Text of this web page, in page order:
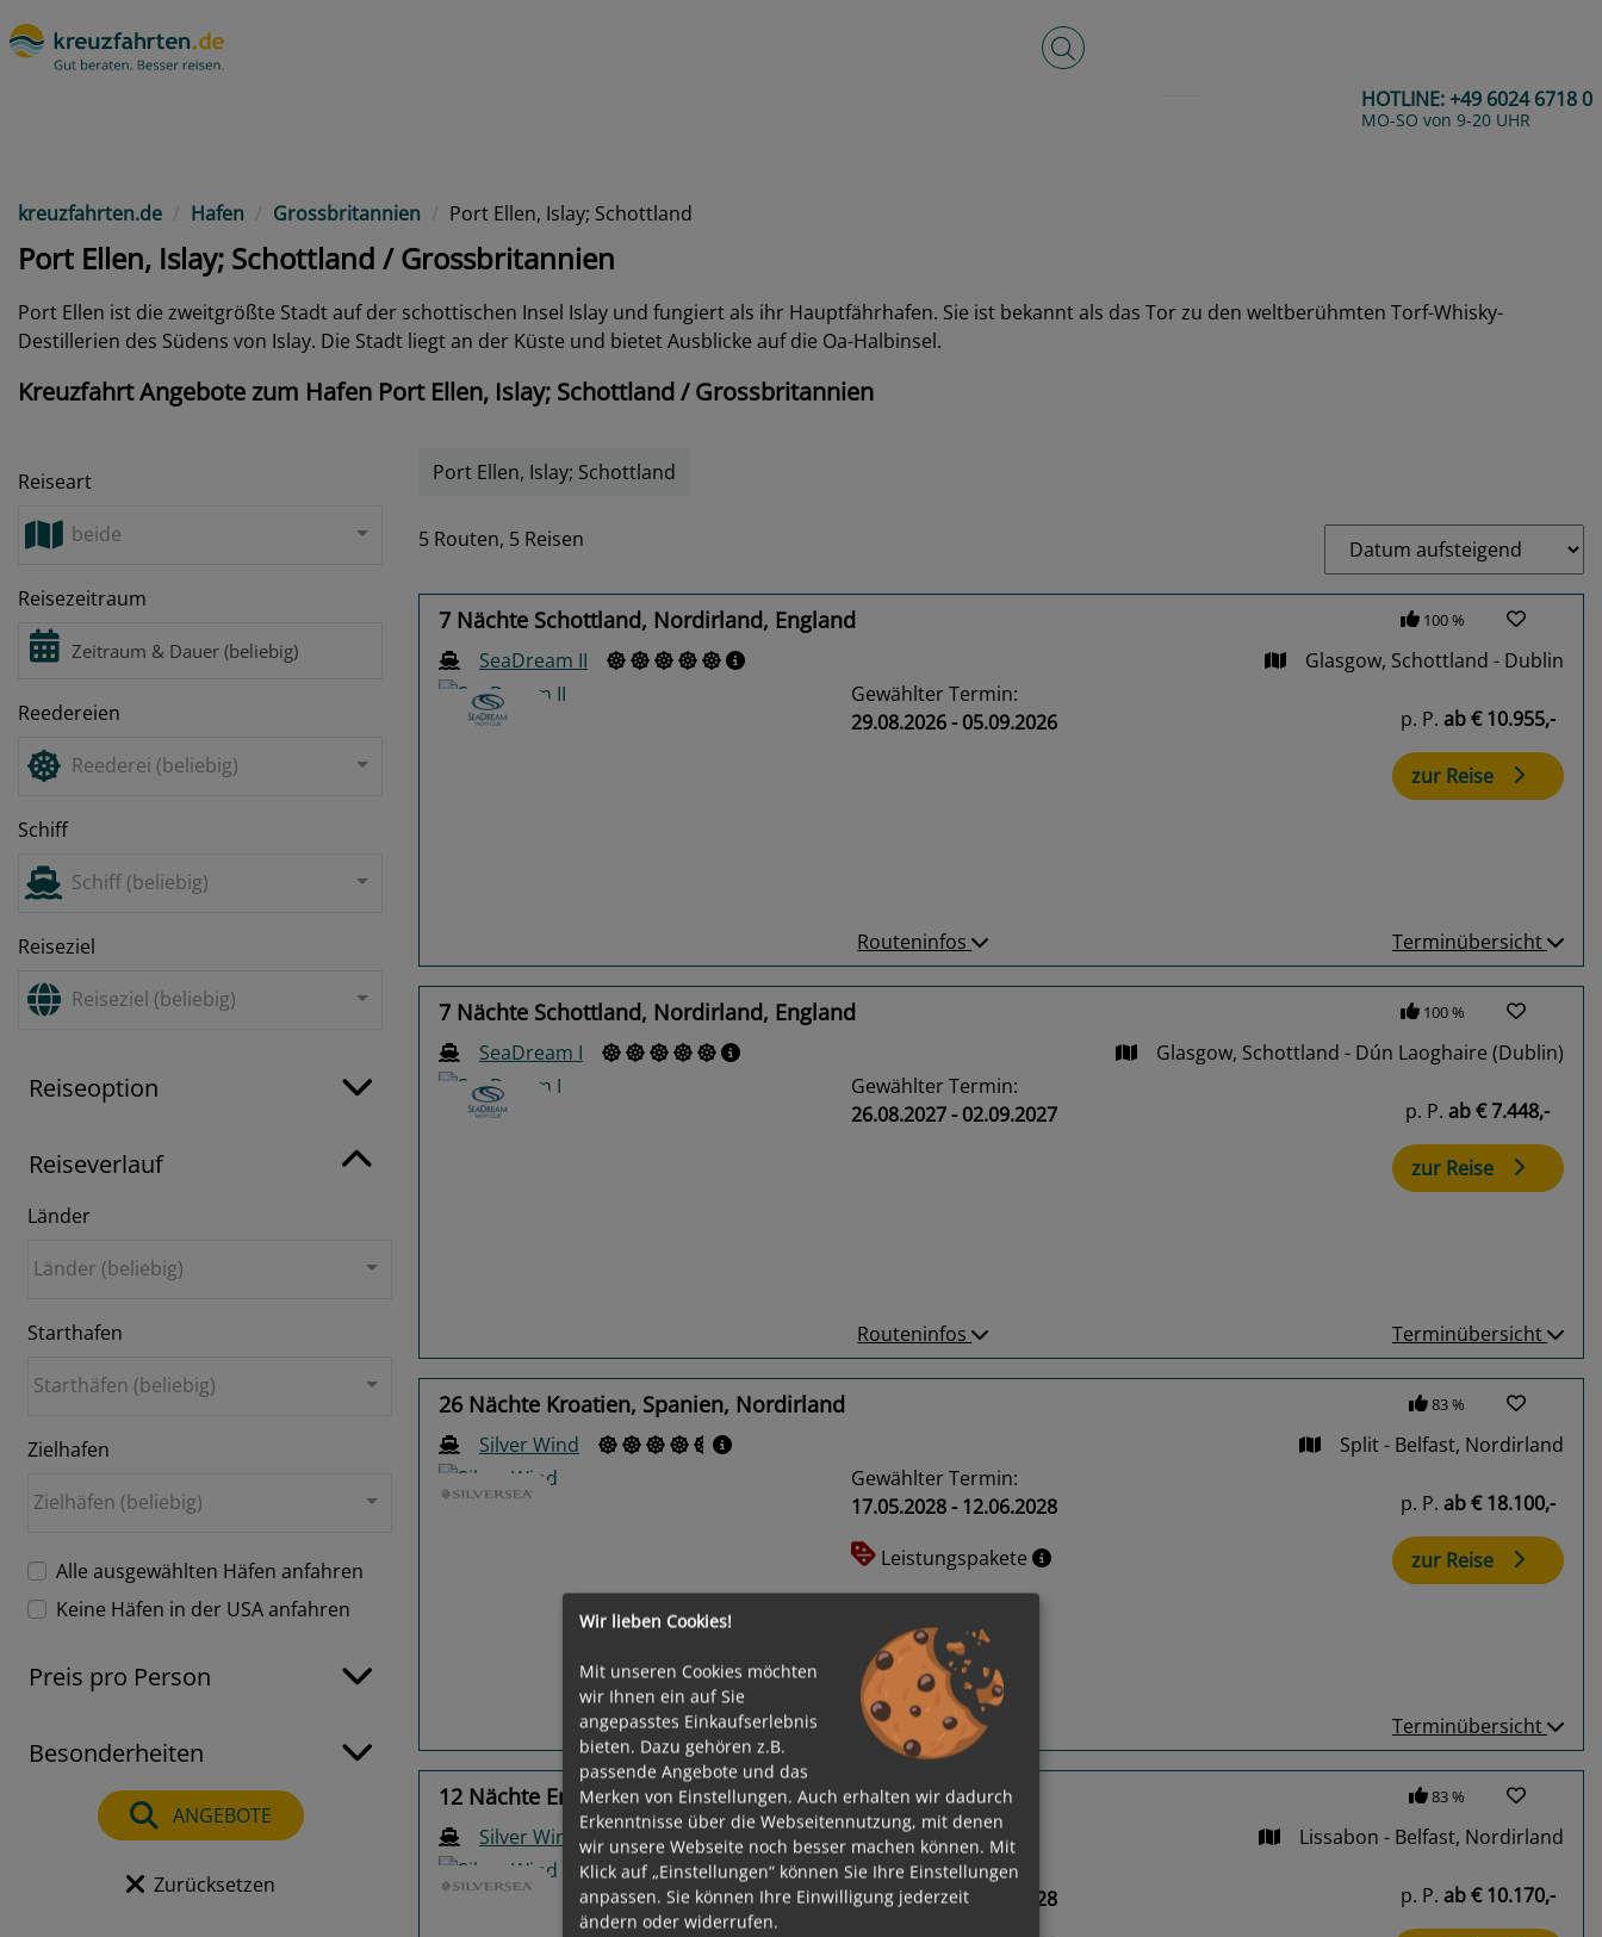
Volltextsuche
HOTLINE:+49 6024 6718 0
MO-SO von 9-20 UHR
kreuzfahrten.de Hafen Grossbritannien Port Ellen, Islay; Schottland
Port Ellen, Islay; Schottland / Grossbritannien
Port Ellen ist die zweitgrößte Stadt auf der schottischen Insel Islay und fungiert als ihr Hauptfährhafen. Sie ist bekannt als das Tor zu den weltberühmten Torf-Whisky-
Destillerien des Südens von Islay. Die Stadt liegt an der Küste und bietet Ausblicke auf die Oa-Halbinsel.
Kreuzfahrt Angebote zum Hafen Port Ellen, Islay; Schottland / Grossbritannien
Reiseart
beide
Reisezeitraum
Reedereien
Reederei (beliebig)
Schiff
Schiff (beliebig)
Reiseziel
Reiseziel (beliebig)
Reiseoption
Reiseverlauf
Länder
Länder (beliebig)
Starthafen
Starthäfen (beliebig)
Zielhafen
Zielhäfen (beliebig)
Alle ausgewählten Häfen anfahren
Keine Häfen in der USA anfahren
Preis pro Person
Besonderheiten
ANGEBOTE
Zurücksetzen
Port Ellen, Islay; Schottland
5 Routen, 5 Reisen
7 Nächte Schottland, Nordirland, England 100 %
SeaDream II Glasgow, Schottland - Dublin
Gewählter Termin:
29.08.2026 - 05.09.2026
p. P. ab€ 10.955,-
zur Reise
Routeninfos Terminübersicht
7 Nächte Schottland, Nordirland, England 100 %
SeaDream I Glasgow, Schottland - Dún Laoghaire (Dublin)
Gewählter Termin:
26.08.2027 - 02.09.2027
p. P. ab€ 7.448,-
zur Reise
Routeninfos Terminübersicht
26 Nächte Kroatien, Spanien, Nordirland 83 %
Silver Wind Split - Belfast, Nordirland
Gewählter Termin:
17.05.2028 - 12.06.2028
Leistungspakete
p. P. ab€ 18.100,-
zur Reise
Routeninfos Terminübersicht
12 Nächte England, Schottland, Nordirland 83 %
Silver Wind Lissabon - Belfast, Nordirland
Gewählter Termin:
31.05.2028 - 12.06.2028
p. P. ab€ 10.170,-
Wir lieben Cookies!
Mit unseren Cookies möchten
wir Ihnen ein auf Sie
angepasstes Einkaufserlebnis
bieten. Dazu gehören z.B.
passende Angebote und das
Merken von Einstellungen. Auch erhalten wir dadurch
Erkenntnisse über die Webseitennutzung, mit denen
wir unsere Webseite noch besser machen können. Mit
Klick auf „Einstellungen“ können Sie Ihre Einstellungen
anpassen. Sie können Ihre Einwilligung jederzeit
ändern oder widerrufen.